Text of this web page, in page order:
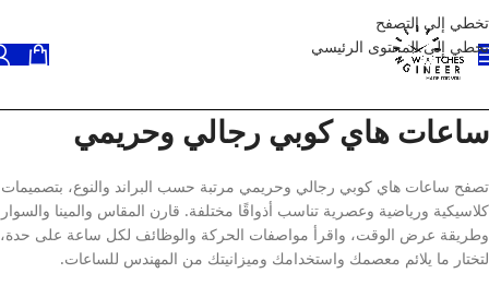
تخطي إلى التصفح
تخطي إلى المحتوى الرئيسي
ساعات هاي كوبي رجالي وحريمي
تصفح ساعات هاي كوبي رجالي وحريمي مرتبة حسب البراند والنوع، بتصميمات
كلاسيكية ورياضية وعصرية تناسب أذواقًا مختلفة. قارن المقاس والمينا والسوار
وطريقة عرض الوقت، واقرأ مواصفات الحركة والوظائف لكل ساعة على حدة،
لتختار ما يلائم معصمك واستخدامك وميزانيتك من المهندس للساعات.